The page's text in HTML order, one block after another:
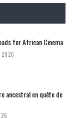
for African Cinema
2026
ancestral en quête de